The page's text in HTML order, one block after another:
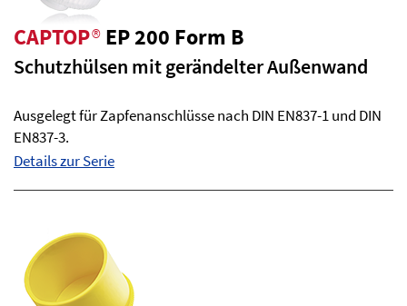
CAPTOP®EP 200 Form B
Schutzhülsen mit gerändelter Außenwand
Ausgelegt für Zapfenanschlüsse nach DIN EN837-1 und DIN
EN837-3.
Details zur Serie